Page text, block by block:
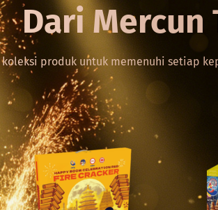
Dari Mercun
produk untuk memenuhi setiap